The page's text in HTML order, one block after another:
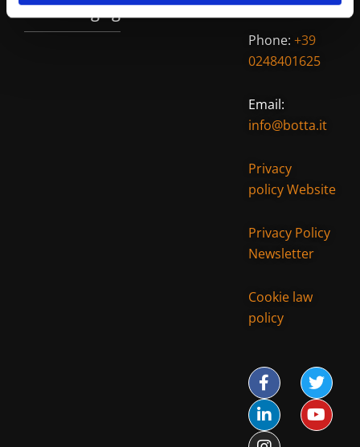
EcoPackaging
Phone: +39
0248401625
Email:
info@botta.it
Privacy
policy Website
Privacy Policy
Newsletter
Cookie law
policy